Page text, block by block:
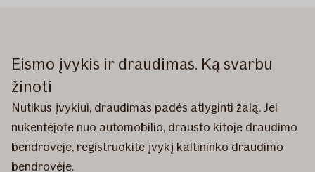
Eismo įvykis ir draudimas. Ką svarbu
žinoti
Nutikus įvykiui, draudimas padės atlyginti žalą. Jei
nukentėjote nuo automobilio, drausto kitoje draudimo
bendrovėje, registruokite įvykį kaltininko draudimo
bendrovėje.